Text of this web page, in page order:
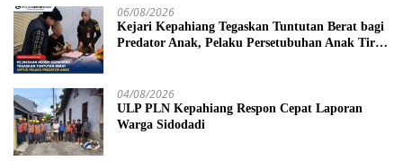
06/08/2026
Kejari Kepahiang Tegaskan Tuntutan Berat bagi
Predator Anak, Pelaku Persetubuhan Anak Tiri
04/08/2026
ULP PLN Kepahiang Respon Cepat Laporan
Warga Sidodadi